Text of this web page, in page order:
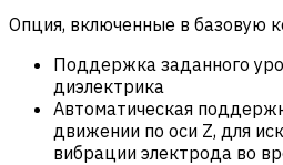
Опция, включенные в базовую
Поддержка заданного
диэлектрика
Автоматическая
движении по оси Z, для
вибрации электрода во